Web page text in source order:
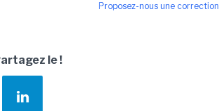
Proposez-nous une correction
le !